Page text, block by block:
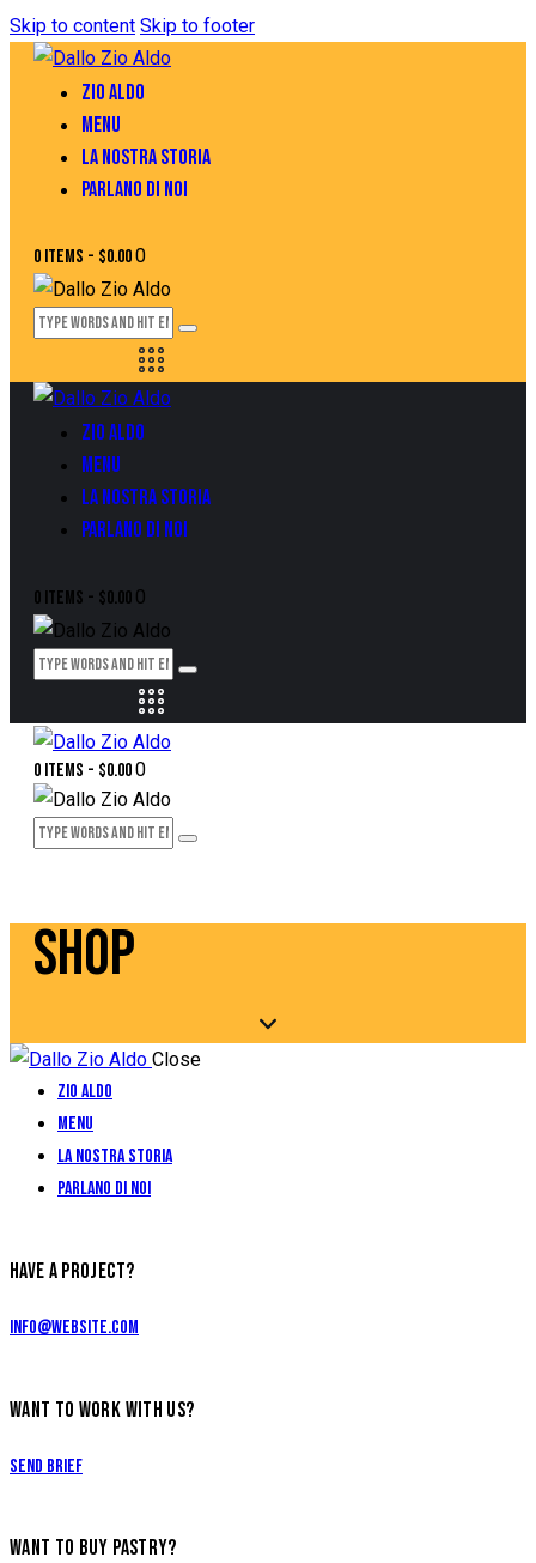
Skip to content Skip to footer
ZIO ALDO
MENU
LA NOSTRA STORIA
PARLANO DI NOI
0 items - $0.000
ZIO ALDO
MENU
LA NOSTRA STORIA
PARLANO DI NOI
0 items - $0.00 0
0 items - $0.000
SHOP
Close
Zio Aldo
Menu
La Nostra Storia
Parlano di Noi
HAVE A PROJECT?
info@website.com
WANT TO WORK WITH US?
Send Brief
WANT TO BUY PASTRY?